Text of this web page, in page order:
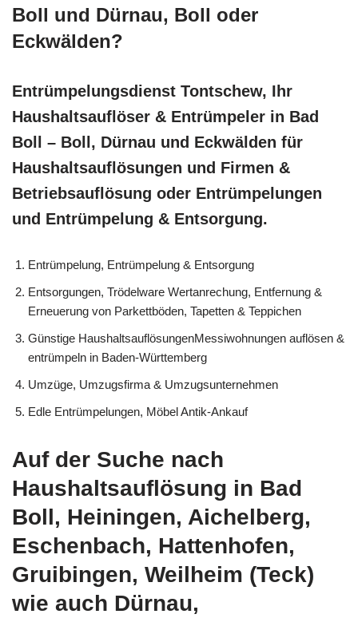
Boll und Dürnau, Boll oder
Eckwälden?
Entrümpelungsdienst Tontschew, Ihr
Haushaltsauflöser & Entrümpeler in Bad
Boll – Boll, Dürnau und Eckwälden für
Haushaltsauflösungen und Firmen &
Betriebsauflösung oder Entrümpelungen
und Entrümpelung & Entsorgung.
Entrümpelung, Entrümpelung & Entsorgung
Entsorgungen, Trödelware Wertanrechung, Entfernung &
Erneuerung von Parkettböden, Tapetten & Teppichen
Günstige HaushaltsauflösungenMessiwohnungen auflösen &
entrümpeln in Baden-Württemberg
Umzüge, Umzugsfirma & Umzugsunternehmen
Edle Entrümpelungen, Möbel Antik-Ankauf
Auf der Suche nach
Haushaltsauflösung in Bad
Boll, Heiningen, Aichelberg,
Eschenbach, Hattenhofen,
Gruibingen, Weilheim (Teck)
wie auch Dürnau,